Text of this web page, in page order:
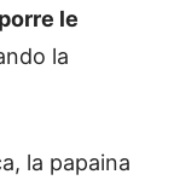
le
la
la papaina